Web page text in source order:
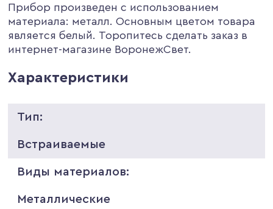
Прибор произведен с использованием
материала: металл. Основным цветом товара
является белый. Торопитесь сделать заказ в
интернет-магазине ВоронежСвет.
Характеристики
Тип:
Встраиваемые
Виды материалов:
Металлические